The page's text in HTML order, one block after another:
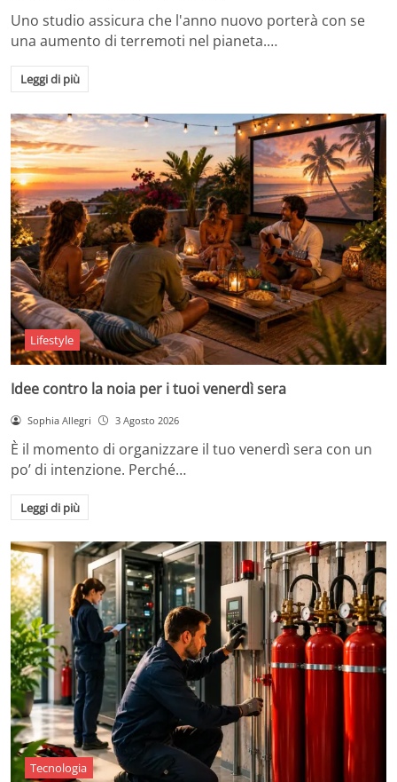
Uno studio assicura che l'anno nuovo porterà con se
una aumento di terremoti nel pianeta.…
Leggi di più
Lifestyle
Idee contro la noia per i tuoi venerdì sera
Sophia Allegri 3 Agosto 2026
È il momento di organizzare il tuo venerdì sera con un
po’ di intenzione. Perché…
Leggi di più
Tecnologia